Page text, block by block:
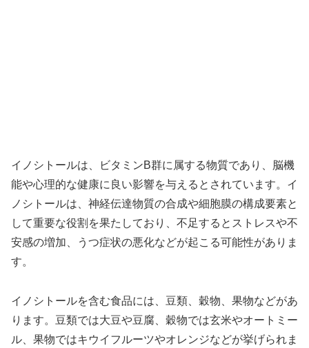
イノシトールは、ビタミンB群に属する物質であり、脳機
能や心理的な健康に良い影響を与えるとされています。イ
ノシトールは、神経伝達物質の合成や細胞膜の構成要素と
して重要な役割を果たしており、不足するとストレスや不
安感の増加、うつ症状の悪化などが起こる可能性がありま
す。
イノシトールを含む食品には、豆類、穀物、果物などがあ
ります。豆類では大豆や豆腐、穀物では玄米やオートミー
ル、果物ではキウイフルーツやオレンジなどが挙げられま